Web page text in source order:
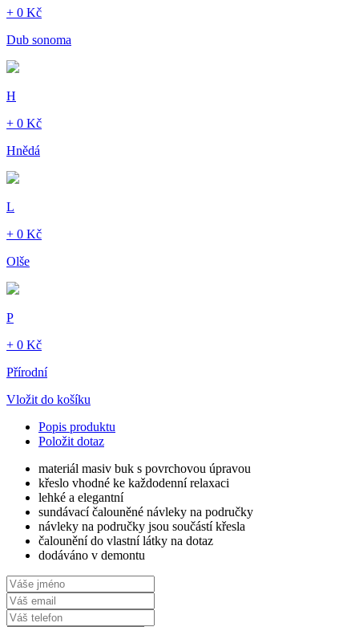
+ 0 Kč
Dub sonoma
H
+ 0 Kč
Hnědá
L
+ 0 Kč
Olše
P
+ 0 Kč
Přírodní
Vložit do košíku
Popis produktu
Položit dotaz
materiál masiv buk s povrchovou úpravou
křeslo vhodné ke každodenní relaxaci
lehké a elegantní
sundávací čalouněné návleky na područky
návleky na područky jsou součástí křesla
čalounění do vlastní látky na dotaz
dodáváno v demontu